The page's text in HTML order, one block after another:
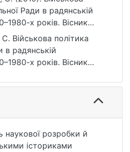
Ради в радянській
х років. Вісник
університету
Історія, (4(143)),
10.17721/1728-
Військова політика
в радянській
х років. Вісник
Історія. 2019. №
10.17721/1728-
звернення:
наукової розробки й
істориками